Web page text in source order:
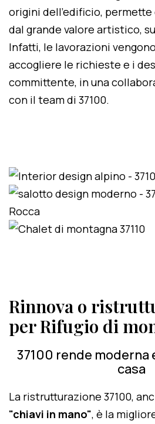
origini dell'edificio, permette
dal grande valore artistico,
Infatti, le lavorazioni
accogliere le richieste e i
committente, in una
con il team di 37100.
Rinnova o
per Rifugio di
37100 rende moderna
casa
La ristrutturazione 37100,
"chiavi in mano", è la